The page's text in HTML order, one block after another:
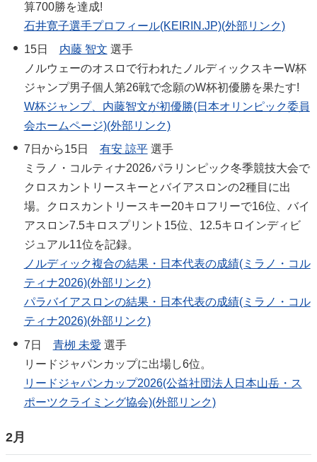
算700勝を達成!
石井寛子選手プロフィール(KEIRIN.JP)(外部リンク)
15日 内藤 智文 選手
ノルウェーのオスロで行われたノルディックスキーW杯
ジャンプ男子個人第26戦で念願のW杯初優勝を果たす!
W杯ジャンプ、内藤智文が初優勝(日本オリンピック委員
会ホームページ)(外部リンク)
7日から15日 有安 諒平選手
ミラノ・コルティナ2026パラリンピック冬季競技大会で
クロスカントリースキーとバイアスロンの2種目に出
場。クロスカントリースキー20キロフリーで16位、バイ
アスロン7.5キロスプリント15位、12.5キロインディビ
ジュアル11位を記録。
ノルディック複合の結果・日本代表の成績(ミラノ・コル
ティナ2026)(外部リンク)
パラバイアスロンの結果・日本代表の成績(ミラノ・コル
ティナ2026)(外部リンク)
7日 青栁 未愛 選手
リードジャパンカップに出場し6位。
リードジャパンカップ2026(公益社団法人日本山岳・ス
ポーツクライミング協会)(外部リンク)
2月